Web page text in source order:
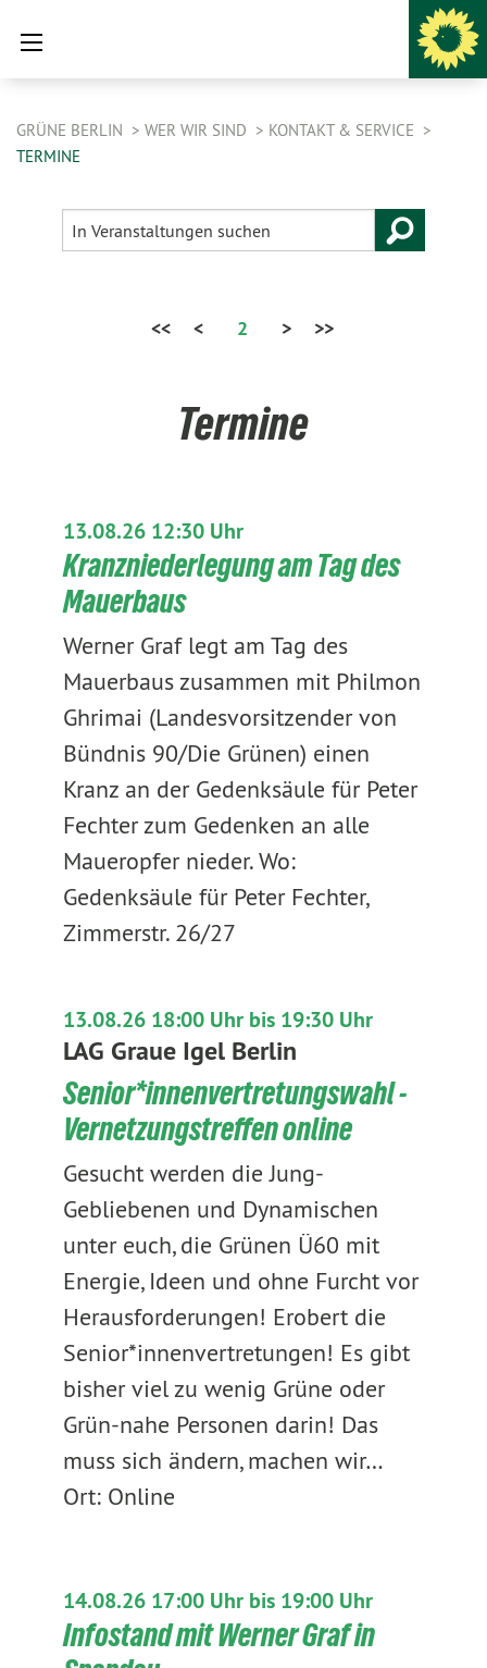
GRÜNE BERLIN WER WIR SIND
KONTAKT & SERVICE
TERMINE
<< < 2 > >>
Termine
13.08.26 12:30 Uhr
Kranzniederlegung am Tag des
Mauerbaus
Werner Graf legt am Tag des
Mauerbaus zusammen mit Philmon
Ghrimai (Landesvorsitzender von
Bündnis 90/Die Grünen) einen
Kranz an der Gedenksäule für Peter
Fechter zum Gedenken an alle
Maueropfer nieder. Wo:
Gedenksäule für Peter Fechter,
Zimmerstr. 26/27
13.08.26 18:00 Uhr bis 19:30 Uhr
LAG Graue Igel Berlin
Senior*innenvertretungswahl -
Vernetzungstreffen online
Gesucht werden die Jung-
Gebliebenen und Dynamischen
unter euch, die Grünen Ü60 mit
Energie, Ideen und ohne Furcht vor
Herausforderungen! Erobert die
Senior*innenvertretungen! Es gibt
bisher viel zu wenig Grüne oder
Grün-nahe Personen darin! Das
muss sich ändern, machen wir…
Ort: Online
14.08.26 17:00 Uhr bis 19:00 Uhr
Infostand mit Werner Graf in